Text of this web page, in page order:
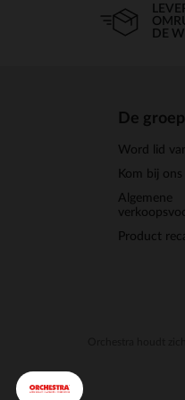
DE
De groep
Word lid
Kom bij ons
Algemene
Product